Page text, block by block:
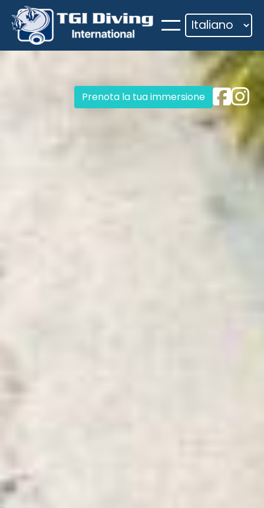
Vai
contenuto
Prenota la tua immersione